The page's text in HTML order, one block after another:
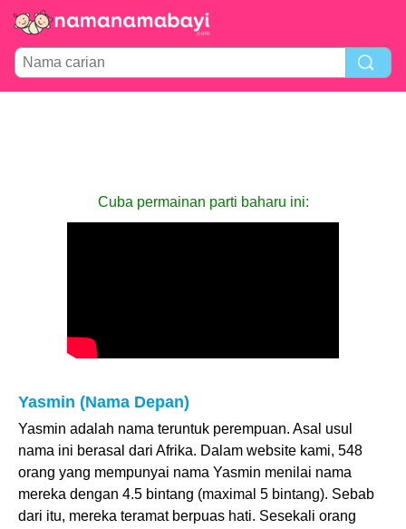
Cuba permainan parti baharu ini:
Yasmin (Nama Depan)
Yasmin adalah nama teruntuk perempuan. Asal usul
nama ini berasal dari Afrika. Dalam website kami, 548
orang yang mempunyai nama Yasmin menilai nama
mereka dengan 4.5 bintang (maximal 5 bintang). Sebab
dari itu, mereka teramat berpuas hati. Sesekali orang